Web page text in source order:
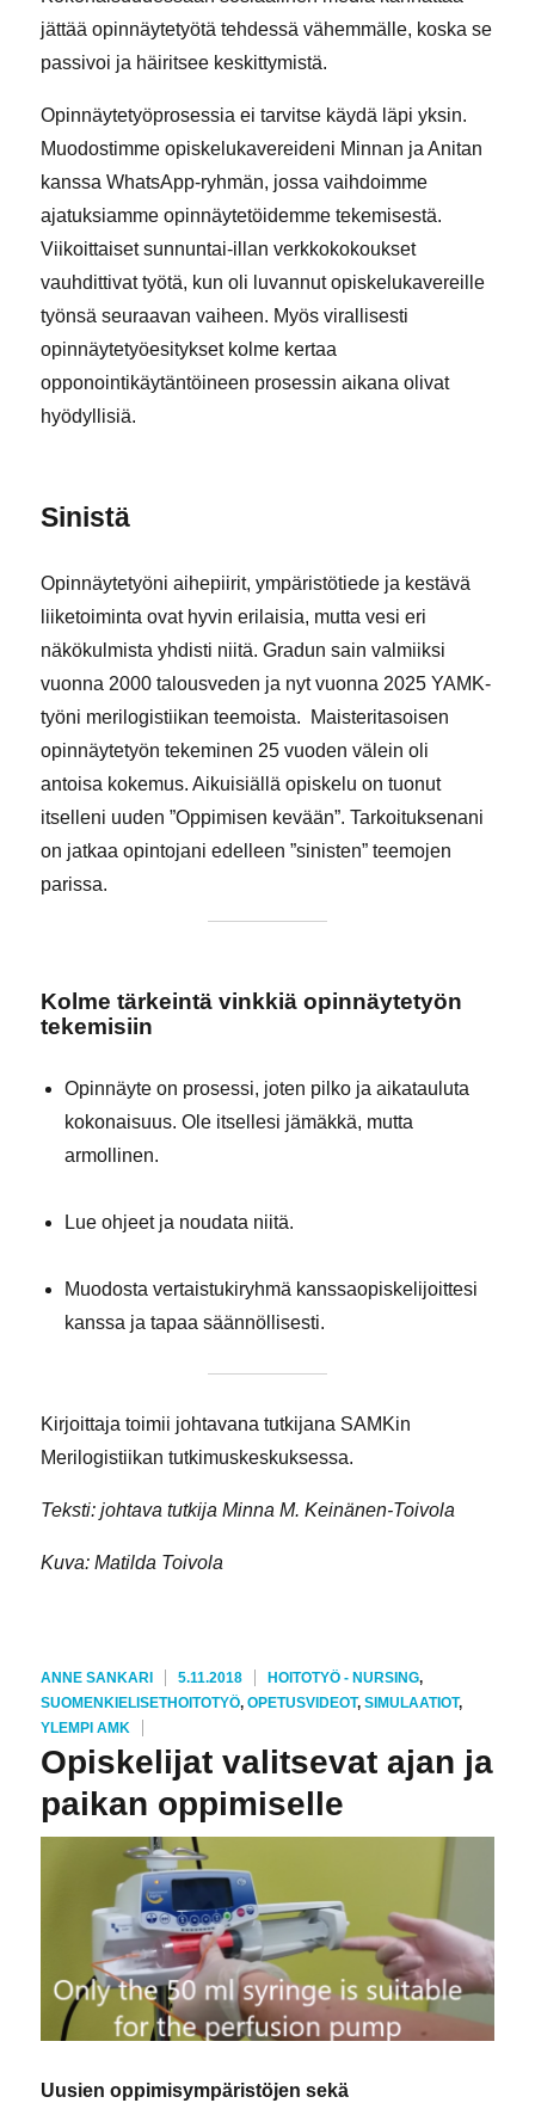
jättää opinnäytetyötä tehdessä vähemmälle, koska se
passivoi ja häiritsee keskittymistä.
Opinnäytetyöprosessia ei tarvitse käydä läpi yksin.
Muodostimme opiskelukavereideni Minnan ja Anitan
kanssa WhatsApp-ryhmän, jossa vaihdoimme
ajatuksiamme opinnäytetöidemme tekemisestä.
Viikoittaiset sunnuntai-illan verkkokokoukset
vauhdittivat työtä, kun oli luvannut opiskelukavereille
työnsä seuraavan vaiheen. Myös virallisesti
opinnäytetyöesitykset kolme kertaa
opponointikäytäntöineen prosessin aikana olivat
hyödyllisiä.
Sinistä
Opinnäytetyöni aihepiirit, ympäristötiede ja kestävä
liiketoiminta ovat hyvin erilaisia, mutta vesi eri
näkökulmista yhdisti niitä. Gradun sain valmiiksi
vuonna 2000 talousveden ja nyt vuonna 2025 YAMK-
työni merilogistiikan teemoista. Maisteritasoisen
opinnäytetyön tekeminen 25 vuoden välein oli
antoisa kokemus. Aikuisiällä opiskelu on tuonut
itselleni uuden ”Oppimisen kevään”. Tarkoituksenani
on jatkaa opintojani edelleen ”sinisten” teemojen
parissa.
Kolme tärkeintä vinkkiä opinnäytetyön
tekemisiin
Opinnäyte on prosessi, joten pilko ja aikatauluta
kokonaisuus. Ole itsellesi jämäkkä, mutta
armollinen.
Lue ohjeet ja noudata niitä.
Muodosta vertaistukiryhmä kanssaopiskelijoittesi
kanssa ja tapaa säännöllisesti.
Kirjoittaja toimii johtavana tutkijana SAMKin
Merilogistiikan tutkimuskeskuksessa.
Teksti: johtava tutkija Minna M. Keinänen-Toivola
Kuva: Matilda Toivola
KIRJOITTAJA
ANNE SANKARI JULKAISTU
5.11.2018 KATEGORIAT
HOITOTYÖ - NURSING,
SUOMENKIELISETAVAINSANAT
HOITOTYÖ,OPETUSVIDEOT,SIMULAATIOT,
YLEMPI AMK
Opiskelijat valitsevat ajan ja
paikan oppimiselle
Uusien oppimisympäristöjen sekä